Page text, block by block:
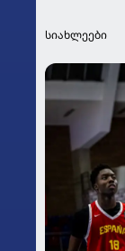
სიახლეები